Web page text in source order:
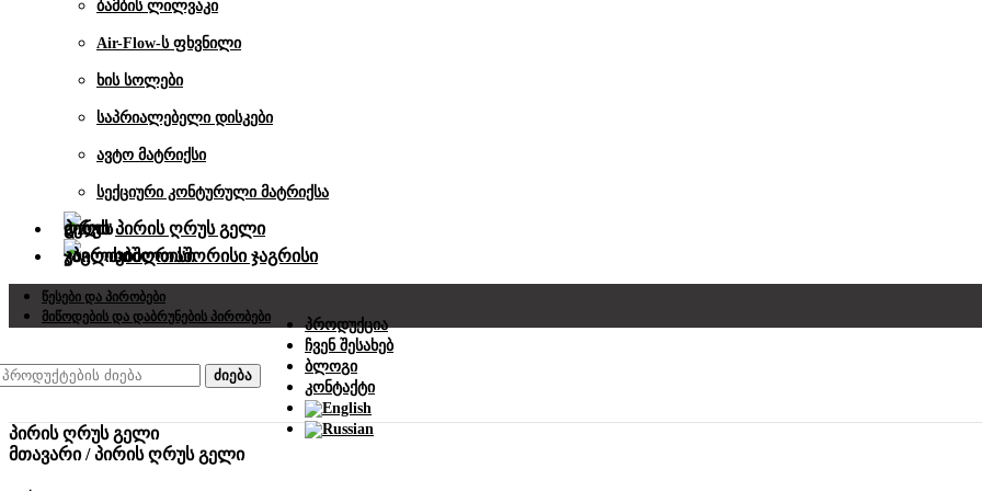
ბამბის ლილვაკი
Air-Flow-ს ფხვნილი
ხის სოლები
საპრიალებელი დისკები
ავტო მატრიქსი
სექციური კონტურული მატრიქსა
პირის ღრუს გელი
კბილთაშორისი ჯაგრისი
Წესები Და Პირობები
Მიწოდების Და Დაბრუნების Პირობები
ძიება
Პროდუქცია
Ჩვენ Შესახებ
Ბლოგი
Კონტაქტი
პირის ღრუს გელი
მთავარი/ პირის ღრუს გელი